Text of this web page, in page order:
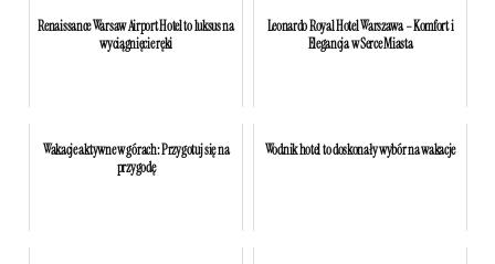
Renaissance Warsaw Airport Hotel to luksus na
wyciągnięcie ręki
Leonardo Royal Hotel Warszawa – Komfort i
Elegancja w Serce Miasta
Wakacje aktywne w górach: Przygotuj się na
przygodę
Wodnik hotel to doskonały wybór na wakacje